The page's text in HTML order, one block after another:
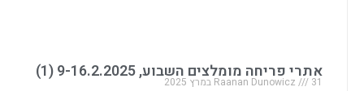
אתרי פריחה מומלצים השבוע, 9-16.2.2025 (1)
Raanan Dunowicz 31 במרץ 2025